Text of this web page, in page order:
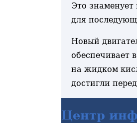
Это
для
Новый
обеспечивает
на жидком
достигли
Центр